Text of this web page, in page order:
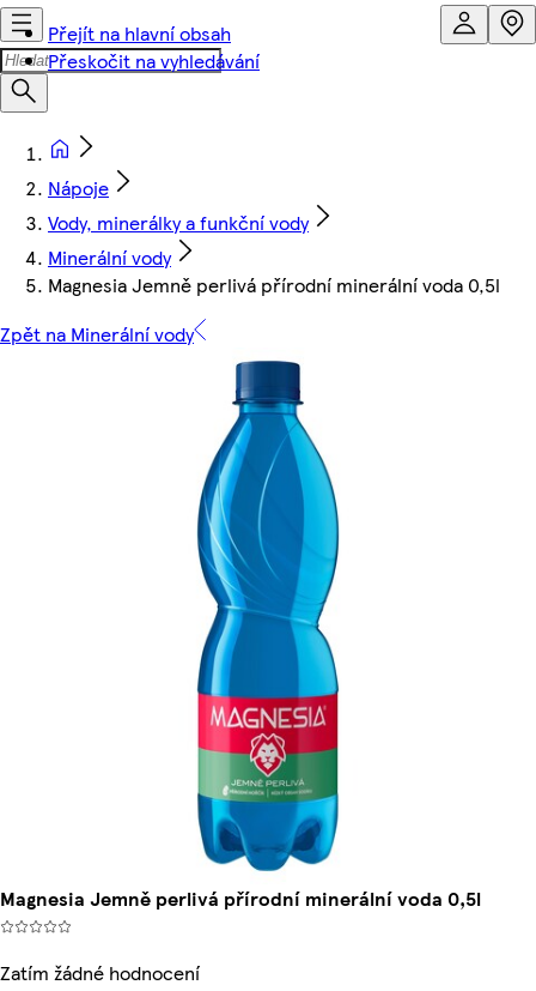
Přejít na hlavní obsah
Přeskočit na vyhledávání
Nápoje
Vody, minerálky a funkční vody
Minerální vody
Magnesia Jemně perlivá přírodní minerální voda 0,5l
Zpět na Minerální vody
Magnesia Jemně perlivá přírodní minerální voda 0,5l
Zatím žádné hodnocení